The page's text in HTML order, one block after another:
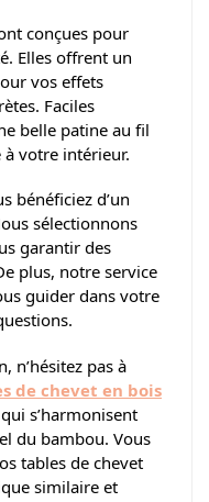
conçues pour
Elles offrent un
vos effets
Faciles
belle patine au fil
votre intérieur.
bénéficiez d’un
sélectionnons
garantir des
plus, notre service
guider dans votre
n’hésitez pas à
de chevet en bois
s’harmonisent
du bambou. Vous
tables de chevet
similaire et